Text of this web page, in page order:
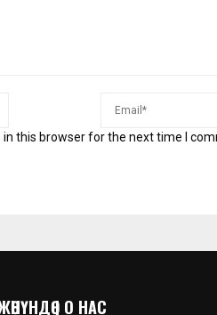
this browser for the next time I
| О НАС